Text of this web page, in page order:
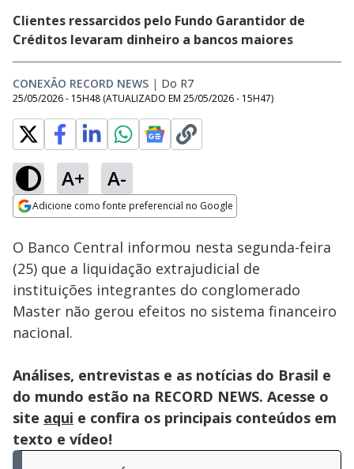
Clientes ressarcidos pelo Fundo Garantidor de
Créditos levaram dinheiro a bancos maiores
CONEXÃO RECORD NEWS | Do R7
25/05/2026 - 15H48 (ATUALIZADO EM 25/05/2026 - 15H47)
A+ A-
Adicione como fonte preferencial no Google
Ativar
Loaded:
41.05%
O Banco Central informou nesta segunda-feira
(25) que a liquidação extrajudicial de
instituições integrantes do conglomerado
Master não gerou efeitos no sistema financeiro
nacional.
Análises, entrevistas e as notícias do Brasil e
do mundo estão na RECORD NEWS. Acesse o
site aqui e confira os principais conteúdos em
texto e vídeo!